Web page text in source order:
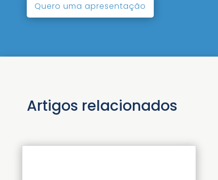
Quero uma apresentação
Artigos relacionados